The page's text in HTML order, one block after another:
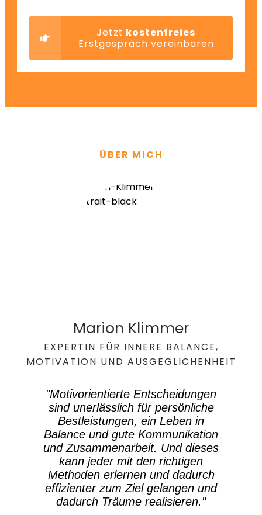
Jetzt kostenfreies
Erstgespräch vereinbaren
ÜBER MICH
Marion Klimmer
EXPERTIN FÜR INNERE BALANCE,
MOTIVATION UND AUSGEGLICHENHEIT
"Motivorientierte Entscheidungen
sind unerlässlich für persönliche
Bestleistungen, ein Leben in
Balance und gute Kommunikation
und Zusammenarbeit. Und dieses
kann jeder mit den richtigen
Methoden erlernen und dadurch
effizienter zum Ziel gelangen und
dadurch Träume realisieren."